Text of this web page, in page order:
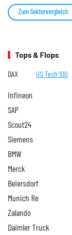
Zum Sektorvergleich
Tops & Flops
DAX US Tech 100
Infineon
SAP
Scout24
Siemens
BMW
Merck
Beiersdorf
Munich Re
Zalando
Daimler Truck